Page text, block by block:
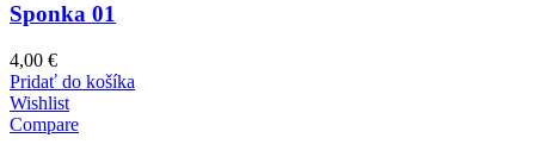
Sponka 01
4,00 €
Pridať do košíka
Wishlist
Compare